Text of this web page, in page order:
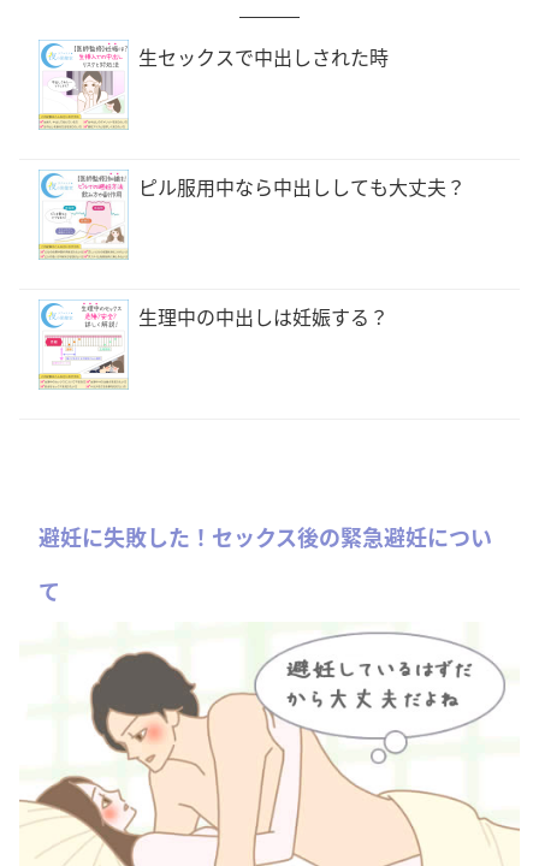
生セックスで中出しされた時
ピル服用中なら中出ししても大丈夫？
生理中の中出しは妊娠する？
避妊に失敗した！セックス後の緊急避妊につい
て